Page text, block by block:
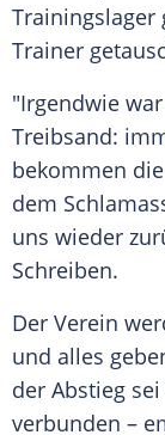
Trainingslager
Trainer
"Irgendwie
Treibsand:
bekommen
dem
uns wieder
Schreiben.
Der Verein
und alles
der Abstieg
verbunden –